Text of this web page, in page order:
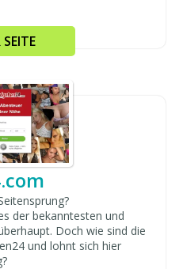
der bekanntesten und
Doch wie sind die
und lohnt sich hier